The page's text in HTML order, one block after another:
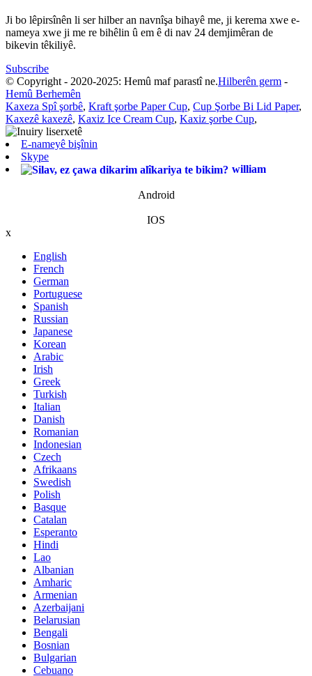
Ji bo lêpirsînên li ser hilber an navnîşa bihayê me, ji kerema xwe e-
nameya xwe ji me re bihêlin û em ê di nav 24 demjimêran de
bikevin têkiliyê.
Subscribe
© Copyright - 2020-2025: Hemû maf parastî ne.Hilberên germ -
Hemû Berhemên
Kaxeza Spî şorbê, Kraft şorbe Paper Cup, Cup Şorbe Bi Lid Paper,
Kaxezê kaxezê, Kaxiz Ice Cream Cup, Kaxiz şorbe Cup,
E-nameyê bişînin
Skype
william
Android
IOS
x
English
French
German
Portuguese
Spanish
Russian
Japanese
Korean
Arabic
Irish
Greek
Turkish
Italian
Danish
Romanian
Indonesian
Czech
Afrikaans
Swedish
Polish
Basque
Catalan
Esperanto
Hindi
Lao
Albanian
Amharic
Armenian
Azerbaijani
Belarusian
Bengali
Bosnian
Bulgarian
Cebuano